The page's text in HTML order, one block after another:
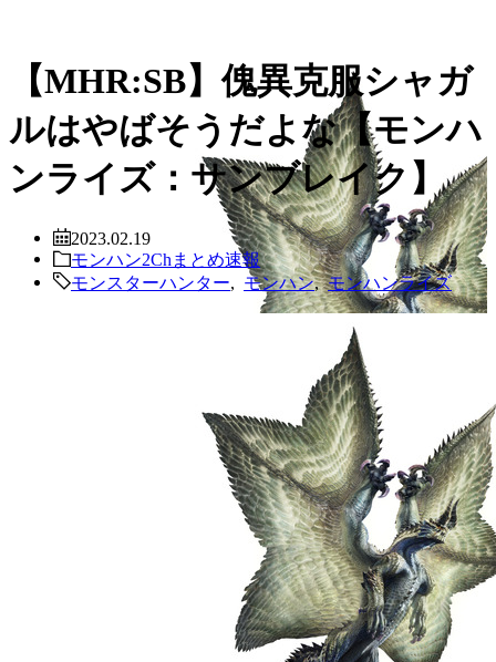
【MHR:SB】傀異克服シャガ
ルはやばそうだよな【モンハ
ンライズ：サンブレイク】
2023.02.19
モンハン2Chまとめ速報
モンスターハンター
モンハン,モンハンライズ